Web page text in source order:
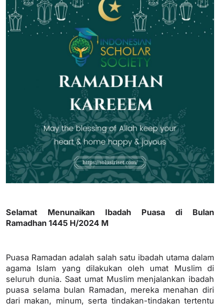
Selamat Menunaikan Ibadah Puasa di Bulan
Ramadhan 1445 H/2024 M
Puasa Ramadan adalah salah satu ibadah utama dalam
agama Islam yang dilakukan oleh umat Muslim di
seluruh dunia. Saat umat Muslim menjalankan ibadah
puasa selama bulan Ramadan, mereka menahan diri
dari makan, minum, serta tindakan-tindakan tertentu